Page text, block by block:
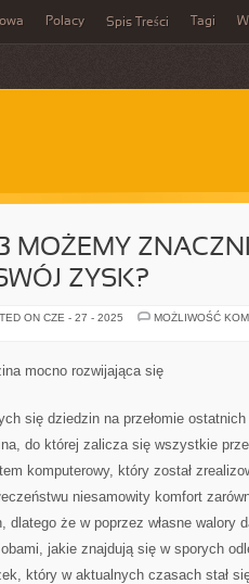
Polacy Spis Treści Tagi
MOŻEMY
ZYSK?
ON CZE - 27 - 2025 MOŻLIWOŚĆ
mocno rozwijająca się
się dziedzin na przełomie
do której zalicza się wszystkie
komputerowy, który został
niesamowity komfort
dlatego że w poprzez własne walory
jakie znajdują się w sporych
który w aktualnych czasach stał